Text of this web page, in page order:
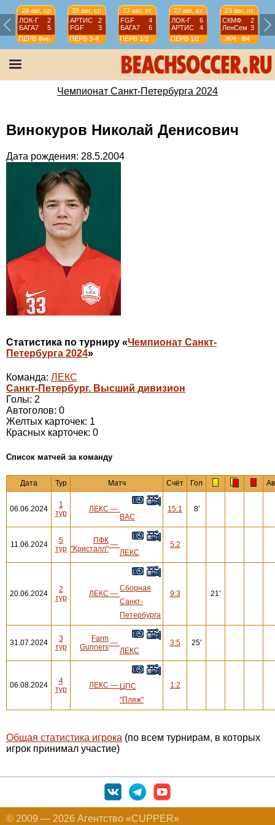
28 авг, ср
ЛОК-Г
2
БАГА7
5
ПЕРВ Фин
28 авг, ср
АРТИС
2
FGF
3
ПЕРВ 3-4
27 авг, вт
FGF
4
БАГА7
6
ПЕРВ 1/2
27 авг, вт
ЛОК-Г
6
АРТИС
4
ПЕРВ 1/2
23 авг, пт
СКМФ
2
ЛенСем 3
ЖЧ
Ф4
Чемпионат Санкт-Петербурга 2024
Винокуров Николай Денисович
Дата рождения: 28.5.2004
Статистика по турниру «Чемпионат Санкт-
Петербурга 2024»
Команда: ЛЕКС
Санкт-Петербург. Высший дивизион
Голы: 2
Автоголов: 0
Желтых карточек: 1
Красных карточек: 0
Cписок матчей за команду
Дата Тур Матч Счёт Гол
06.06.2024
1
тур
ЛЕКС —
ВАС
15:1 8'
11.06.2024
5
тур
ПФК
"Кристалл" —
ЛЕКС
5:2
20.06.2024
2
тур
ЛЕКС —
Сборная
Санкт-
Петербурга
9:3 21'
31.07.2024
3
тур
Farm
Gunners —
ЛЕКС
3:5 25'
06.08.2024
4
тур
ЛЕКС — ЦПС
"Пляж"
1:2
Общая статистика игрока (по всем турнирам, в которых
игрок принимал участие)
© 2009 — 2026 Агентство «CUPPER»